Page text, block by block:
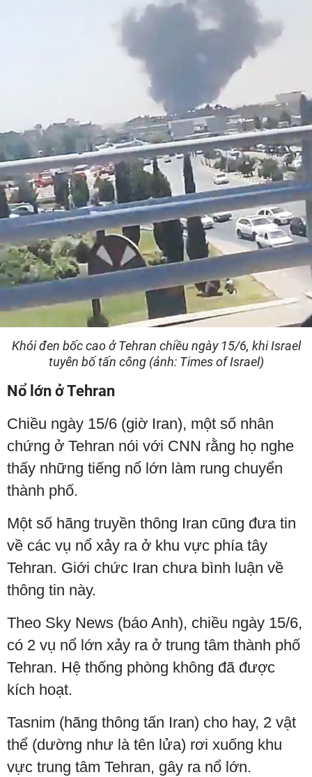
Khói đen bốc cao ở Tehran chiều ngày 15/6, khi Israel
tuyên bố tấn công (ảnh: Times of Israel)
Nổ lớn ở Tehran
Chiều ngày 15/6 (giờ Iran), một số nhân
chứng ở Tehran nói với CNN rằng họ nghe
thấy những tiếng nổ lớn làm rung chuyển
thành phố.
Một số hãng truyền thông Iran cũng đưa tin
về các vụ nổ xảy ra ở khu vực phía tây
Tehran. Giới chức Iran chưa bình luận về
thông tin này.
Theo Sky News (báo Anh), chiều ngày 15/6,
có 2 vụ nổ lớn xảy ra ở trung tâm thành phố
Tehran. Hệ thống phòng không đã được
kích hoạt.
Tasnim (hãng thông tấn Iran) cho hay, 2 vật
thể (dường như là tên lửa) rơi xuống khu
vực trung tâm Tehran, gây ra nổ lớn.